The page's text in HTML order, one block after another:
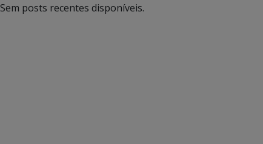
Sem posts recentes disponíveis.